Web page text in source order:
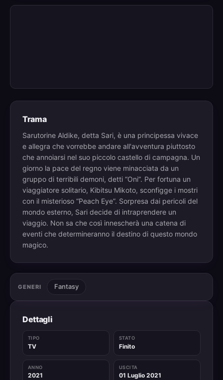
Trama
Sarutorine Aldike, detta Sari, è una principessa vivace
e allegra che vorrebbe andare all'avventura piuttosto
che annoiarsi nel suo piccolo castello di campagna. Un
giorno la pace del regno viene minacciata da un
gruppo di terribili demoni, detti “Oni”. Per fortuna un
viaggiatore solitario, Kibitsu Mikoto, sconfigge i mostri
con il misterioso “Peach Eye”. Sorpresa dai pericoli del
mondo esterno, Sari decide di intraprendere un
viaggio. Non sa che così innescherà una catena di
eventi che determineranno il destino di questo mondo
magico.
GENERI Fantasy
Dettagli
TIPO
TV
STATO
Finito
ANNO
2021
USCITA
01 Luglio 2021